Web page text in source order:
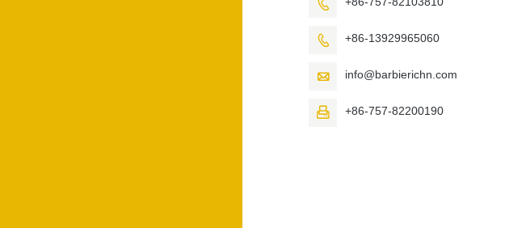

 +86-13929965060
 info@barbierichn.com
 +86-757-82200190